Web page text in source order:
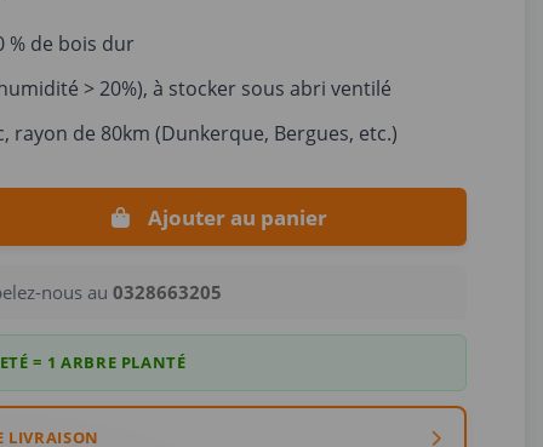
% de bois dur
> 20%), à stocker sous abri ventilé
rayon de 80km (Dunkerque, Bergues, etc.)
Ajouter au panier
nous au 0328663205
= 1 ARBRE PLANTÉ
LIVRAISON